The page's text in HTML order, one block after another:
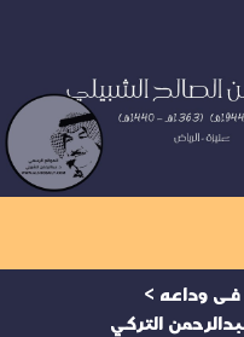
فى وداعه >
التركي